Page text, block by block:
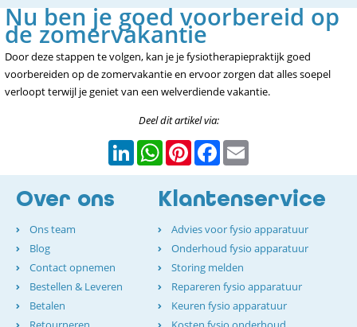
Nu ben je goed voorbereid op
de zomervakantie
Door deze stappen te volgen, kan je je fysiotherapiepraktijk goed
voorbereiden op de zomervakantie en ervoor zorgen dat alles soepel
verloopt terwijl je geniet van een welverdiende vakantie.
Deel dit artikel via:
LinkedInWhatsAppPinterestFacebook
Over ons
Ons team
Blog
Contact opnemen
Bestellen & Leveren
Betalen
Klantenservice
Advies voor fysio apparatuur
Onderhoud fysio apparatuur
Storing melden
Repareren fysio apparatuur
Keuren fysio apparatuur